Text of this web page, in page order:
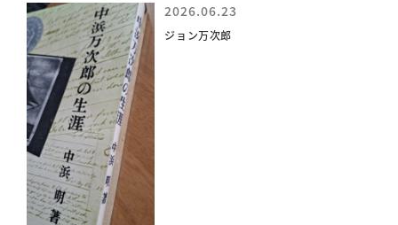
2026.06.23
ジョン万次郎